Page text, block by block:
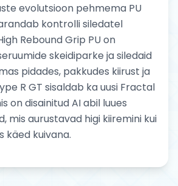
evolutsioon pehmema PU
kontrolli siledatel
Rebound Grip PU on
skeidiparke ja siledaid
pidades, pakkudes kiirust ja
R GT sisaldab ka uusi Fractal
on disainitud AI abil luues
mis aurustavad higi kiiremini kui
käed kuivana.